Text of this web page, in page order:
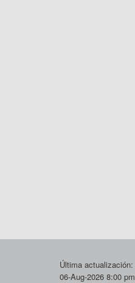
Última actualización:
06-Aug-2026 8:00 pm